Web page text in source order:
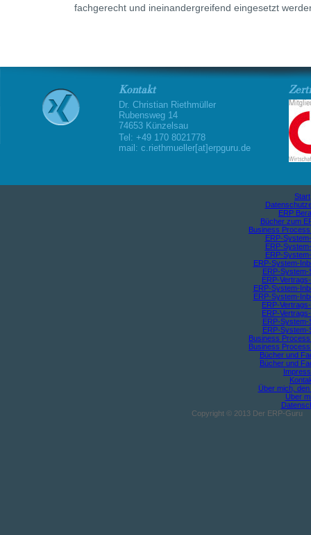
fachgerecht und ineinandergreifend eingesetzt
Kontakt
Dr. Christian Riethmüller
Rubensweg 14
74653 Künzelsau
Tel: +49 170 8021778
mail: c.riethmueller[at]erpguru.de
Start
ERP
Bücher zum
Business
ERP-
ERP-
ERP-
ERP-System-
ERP-System-
ERP-
ERP-System-
ERP-System-
ERP-
ERP-
ERP-System-
ERP-System-
Business
Business
Bücher und
Bücher und
Über mich,
Über
Copyright © 2013 Der ERP-Guru